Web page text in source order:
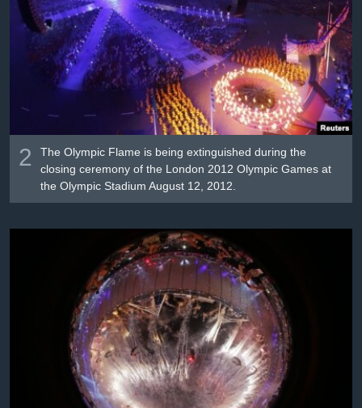
2
The Olympic Flame is being extinguished during the
closing ceremony of the London 2012 Olympic Games at
the Olympic Stadium August 12, 2012.